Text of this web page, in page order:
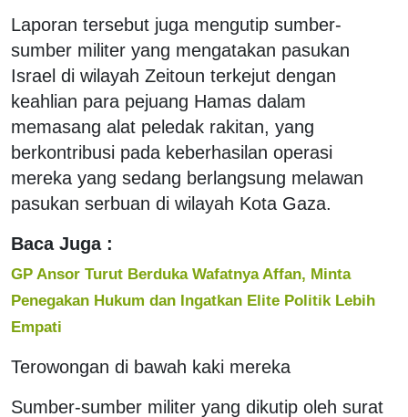
Laporan tersebut juga mengutip sumber-
sumber militer yang mengatakan pasukan
Israel di wilayah Zeitoun terkejut dengan
keahlian para pejuang Hamas dalam
memasang alat peledak rakitan, yang
berkontribusi pada keberhasilan operasi
mereka yang sedang berlangsung melawan
pasukan serbuan di wilayah Kota Gaza.
Baca Juga :
GP Ansor Turut Berduka Wafatnya Affan, Minta
Penegakan Hukum dan Ingatkan Elite Politik Lebih
Empati
Terowongan di bawah kaki mereka
Sumber-sumber militer yang dikutip oleh surat